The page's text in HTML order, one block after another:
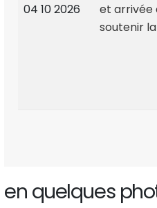
04 10 2026
et arrivée
soutenir
en quelques